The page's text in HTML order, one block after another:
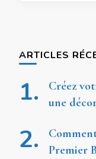
ARTICLES
Créez
une
Premier